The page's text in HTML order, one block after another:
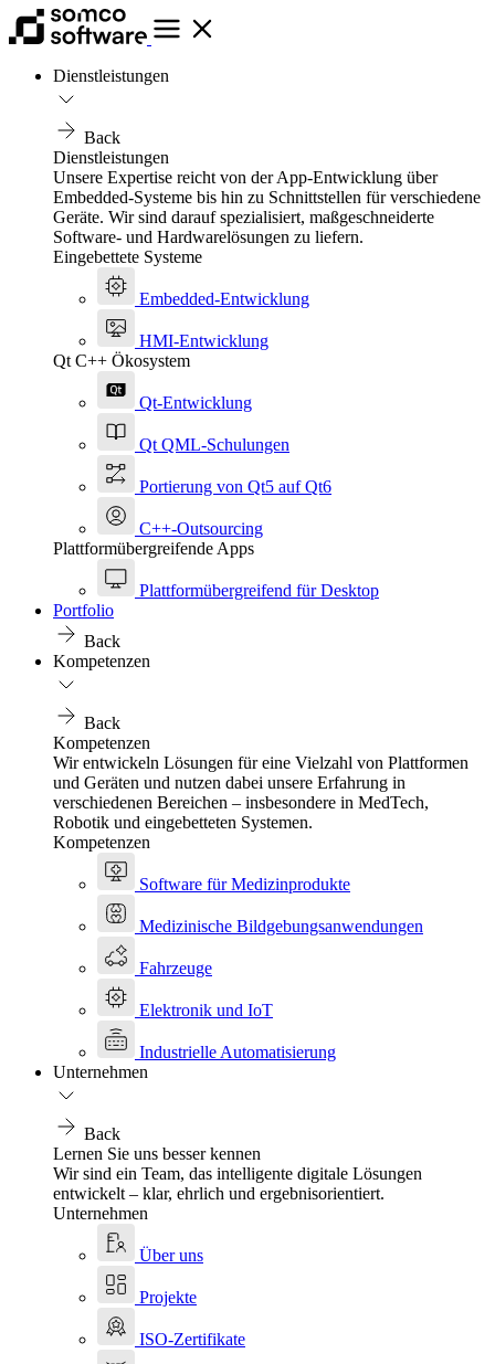
Dienstleistungen
Back
Dienstleistungen
Unsere Expertise reicht von der App-Entwicklung über
Embedded-Systeme bis hin zu Schnittstellen für verschiedene
Geräte. Wir sind darauf spezialisiert, maßgeschneiderte
Software- und Hardwarelösungen zu liefern.
Eingebettete Systeme
Embedded-Entwicklung
HMI-Entwicklung
Qt C++ Ökosystem
Qt-Entwicklung
Qt QML-Schulungen
Portierung von Qt5 auf Qt6
C++-Outsourcing
Plattformübergreifende Apps
Plattformübergreifend für Desktop
Portfolio
Back
Kompetenzen
Back
Kompetenzen
Wir entwickeln Lösungen für eine Vielzahl von Plattformen
und Geräten und nutzen dabei unsere Erfahrung in
verschiedenen Bereichen – insbesondere in MedTech,
Robotik und eingebetteten Systemen.
Kompetenzen
Software für Medizinprodukte
Medizinische Bildgebungsanwendungen
Fahrzeuge
Elektronik und IoT
Industrielle Automatisierung
Unternehmen
Back
Lernen Sie uns besser kennen
Wir sind ein Team, das intelligente digitale Lösungen
entwickelt – klar, ehrlich und ergebnisorientiert.
Unternehmen
Über uns
Projekte
ISO-Zertifikate